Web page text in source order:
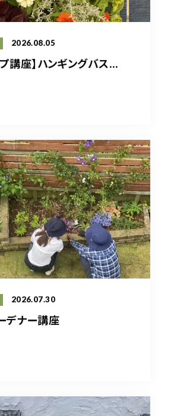
2026.08.05
講座】ハンギングバス...
2026.07.30
デナー講座